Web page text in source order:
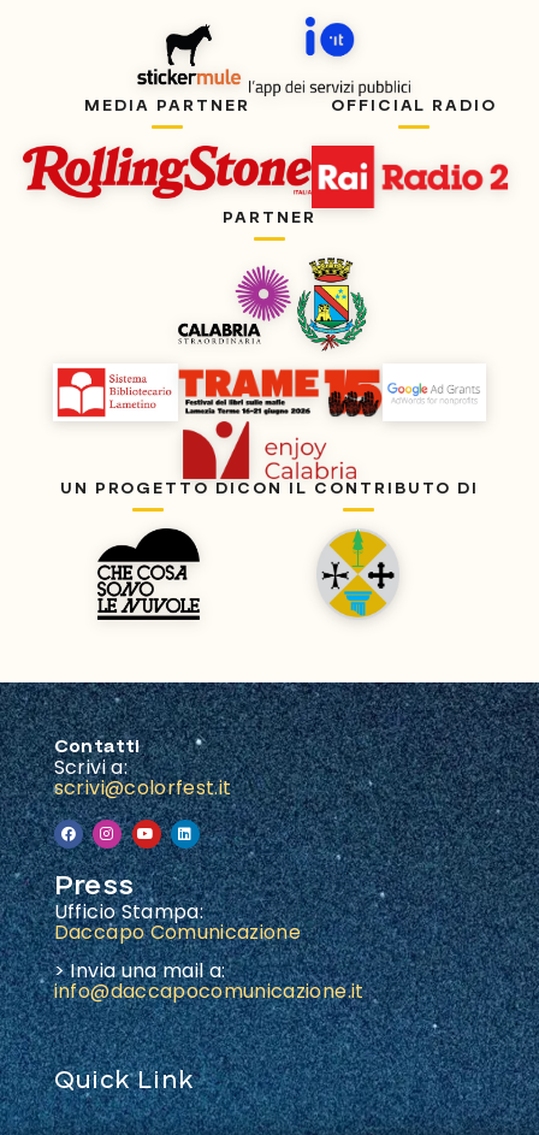
MEDIA PARTNER OFFICIAL RADIO
PARTNER
UN PROGETTO DI CON IL CONTRIBUTO DI
Contatti
Scrivi a:
scrivi@colorfest.it
Press
Ufficio Stampa:
Daccapo Comunicazione
> Invia una mail a:
info@daccapocomunicazione.it
Quick Link